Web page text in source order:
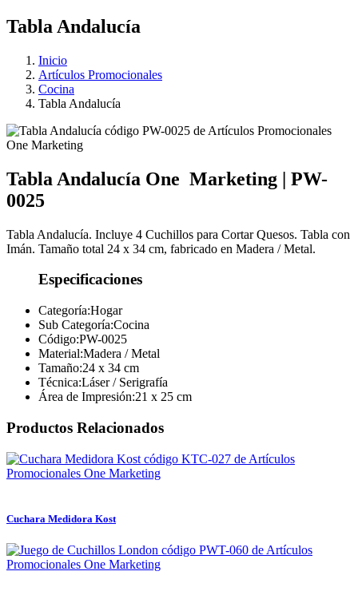
Tabla Andalucía
Inicio
Artículos Promocionales
Cocina
Tabla Andalucía
Tabla Andalucía One Marketing | PW-
0025
Tabla Andalucía. Incluye 4 Cuchillos para Cortar Quesos. Tabla con
Imán. Tamaño total 24 x 34 cm, fabricado en Madera / Metal.
Especificaciones
Categoría:Hogar
Sub Categoría:Cocina
Código:PW-0025
Material:Madera / Metal
Tamaño:24 x 34 cm
Técnica:Láser / Serigrafía
Área de Impresión:21 x 25 cm
Productos Relacionados
Cuchara Medidora Kost